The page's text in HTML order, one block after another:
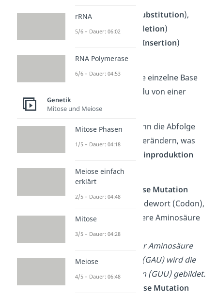
ausgetauscht (
Substitution),
abgespalten (
Deletion)
Insertion)
werden.
Merke: Wird nur eine einzelne Base
verändert, sprichst du von einer
Punktmutation
Die Genmutation kann die Abfolge
der Basen deutlich verändern, was
Folgen für die Proteinproduktion
hat.
missense Mutation
bildet sich ein Codewort (Codon),
das für eine andere Aminosäure
codiert.
Statt der Aminosäure
Asparaginsäure (GAU) wird die
Aminosäure Valin (GUU) gebildet.
nonsense Mutation
rRNA
5/6 – Dauer: 06:02
RNA Polymerase
6/6 – Dauer: 04:53
Genetik
Mitose und Meiose
Mitose Phasen
1/5 – Dauer: 04:18
Meiose einfach
erklärt
2/5 – Dauer: 04:48
Mitose
3/5 – Dauer: 04:28
Meiose
4/5 – Dauer: 06:48